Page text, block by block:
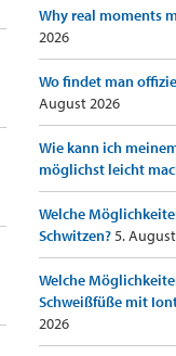
Why real moments
2026
Wo findet man
August 2026
Wie kann ich
möglichst leicht
Welche
Schwitzen?5.
Welche
Schweißfüße mit
2026